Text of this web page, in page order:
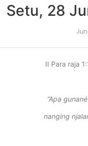
Setu, 28
II Para raja
”Apa
nanging